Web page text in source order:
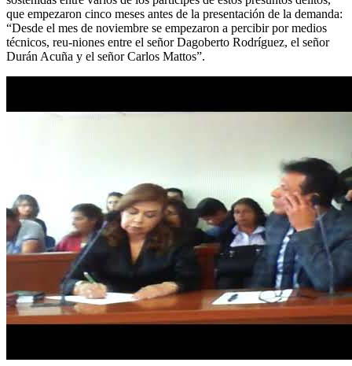
que empezaron cinco meses antes de la presentación de la demanda:
“Desde el mes de noviembre se empezaron a percibir por medios
técnicos, reu-niones entre el señor Dagoberto Rodríguez, el señor
Durán Acuña y el señor Carlos Mattos”.